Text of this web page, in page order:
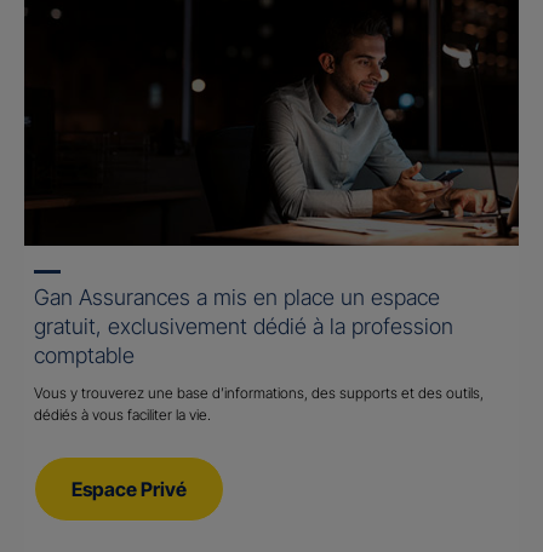
Gan Assurances a mis en place un espace
gratuit, exclusivement dédié à la profession
comptable
Vous y trouverez une base d’informations, des supports et des outils,
dédiés à vous faciliter la vie.
Espace Privé